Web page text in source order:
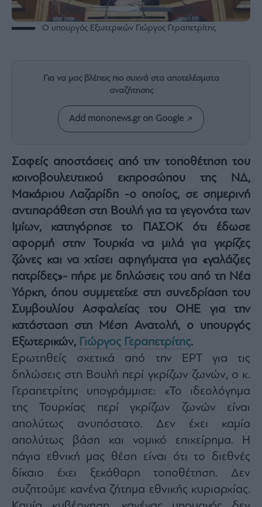
ESG
Today
Mononews2030
Bons
Vivants
Auto
Life
&
Style
Υγεία
Architecture
&
Design
Fashion
&
Art
Watches
Yachts
Table
For
Two
Μετοχές
Αγορές
Trader's
book
Ο υπουργός Εξωτερικών Γιώργος Γεραπετρίτης
Για να μας βλέπεις πιο συχνά στα αποτελέσματα
αναζήτησης
Add mononews.gr on Google
Σαφείς αποστάσεις από την τοποθέτηση του
κοινοβουλευτικού εκπροσώπου της ΝΔ,
Μακάριου Λαζαρίδη -ο οποίος, σε σημερινή
αντιπαράθεση στη Βουλή για τα γεγονότα των
Ιμίων, κατηγόρησε το ΠΑΣΟΚ ότι έδωσε
αφορμή στην Τουρκία να μιλά για γκρίζες
ζώνες και να χτίσει αφηγήματα για «γαλάζιες
πατρίδες»- πήρε με δηλώσεις του από τη Νέα
Υόρκη, όπου συμμετείχε στη συνεδρίαση του
Συμβουλίου Ασφαλείας του ΟΗΕ για την
κατάσταση στη Μέση Ανατολή, ο υπουργός
Εξωτερικών, Γιώργος Γεραπετρίτης.
Ερωτηθείς σχετικά από την ΕΡΤ για τις
δηλώσεις στη Βουλή περί γκρίζων ζωνών, ο κ.
Γεραπετρίτης υπογράμμισε: «Το ιδεολόγημα
της Τουρκίας περί γκρίζων ζωνών είναι
απολύτως ανυπόστατο. Δεν έχει καμία
απολύτως βάση και νομικό επιχείρημα. Η
πάγια εθνική μας θέση είναι ότι το διεθνές
δίκαιο έχει ξεκάθαρη τοποθέτηση. Δεν
συζητούμε κανένα ζήτημα εθνικής κυριαρχίας.